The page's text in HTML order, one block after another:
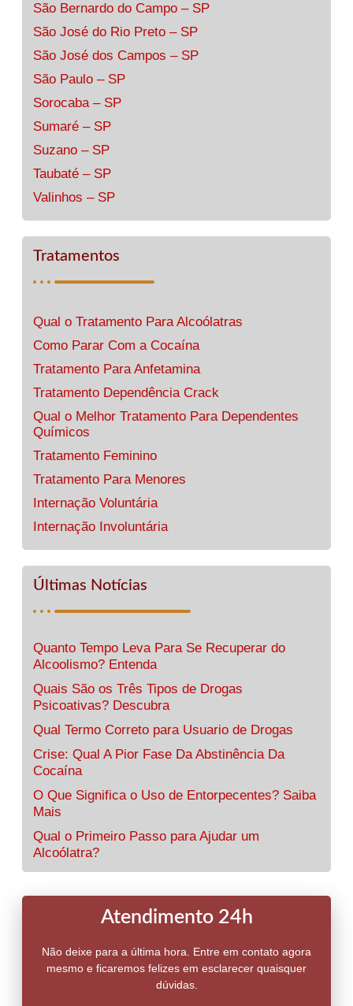
São Bernardo do Campo – SP
São José do Rio Preto – SP
São José dos Campos – SP
São Paulo – SP
Sorocaba – SP
Sumaré – SP
Suzano – SP
Taubaté – SP
Valinhos – SP
Tratamentos
Qual o Tratamento Para Alcoólatras
Como Parar Com a Cocaína
Tratamento Para Anfetamina
Tratamento Dependência Crack
Qual o Melhor Tratamento Para Dependentes
Químicos
Tratamento Feminino
Tratamento Para Menores
Internação Voluntária
Internação Involuntária
Últimas Notícias
Quanto Tempo Leva Para Se Recuperar do
Alcoolismo? Entenda
Quais São os Três Tipos de Drogas
Psicoativas? Descubra
Qual Termo Correto para Usuario de Drogas
Crise: Qual A Pior Fase Da Abstinência Da
Cocaína
O Que Significa o Uso de Entorpecentes? Saiba
Mais
Qual o Primeiro Passo para Ajudar um
Alcoólatra?
Atendimento 24h
Não deixe para a última hora. Entre em contato agora
mesmo e ficaremos felizes em esclarecer quaisquer
dúvidas.